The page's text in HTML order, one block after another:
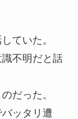
ていた。
不明だと話
だった。
ッタリ遭